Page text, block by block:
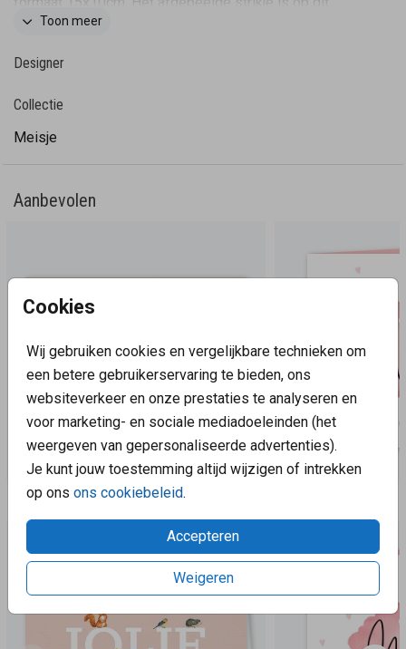
Cookies
Wij gebruiken cookies en vergelijkbare technieken om
een betere gebruikerservaring te bieden, ons
websiteverkeer en onze prestaties te analyseren en
voor marketing- en sociale mediadoeleinden (het
weergeven van gepersonaliseerde advertenties).
Je kunt jouw toestemming altijd wijzigen of intrekken
op ons ons cookiebeleid.
Accepteren
Weigeren
formaat 1:1 weergegeven. Het strikje is voorzien van
Tevens zijn de kleuren van dit kaartje gemakkelijk aan te
passen en zo creëer je weer een heel ander
verzendtijd: voor 18.00 uur besteld = de volgende
bestelhoeveelheid: 5 stuks.
Toon meer
Designer
Collectie
Meisje
Aanbevolen
Aanbevolen